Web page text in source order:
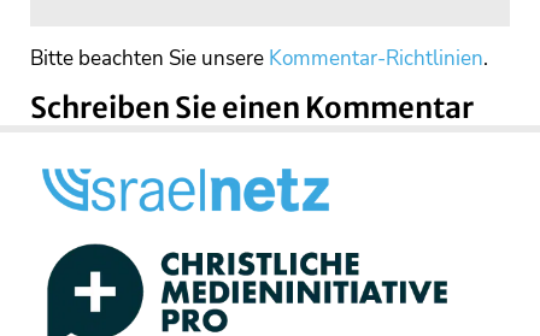
Bitte beachten Sie unsere Kommentar-Richtlinien.
Schreiben Sie einen Kommentar